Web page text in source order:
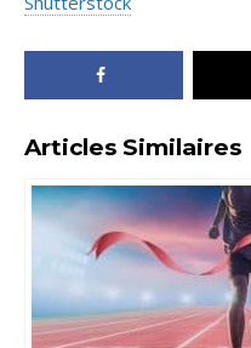
Articles Similaires